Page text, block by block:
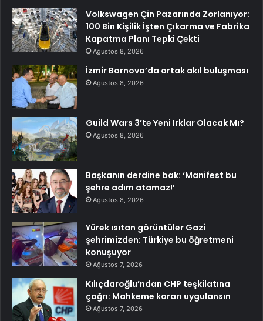
Volkswagen Çin Pazarında Zorlanıyor:
100 Bin Kişilik İşten Çıkarma ve Fabrika
Kapatma Planı Tepki Çekti
Ağustos 8, 2026
İzmir Bornova’da ortak akıl buluşması
Ağustos 8, 2026
Guild Wars 3’te Yeni Irklar Olacak Mı?
Ağustos 8, 2026
Başkanın derdine bak: ‘Manifest bu
şehre adım atamaz!’
Ağustos 8, 2026
Yürek ısıtan görüntüler Gazi
şehrimizden: Türkiye bu öğretmeni
konuşuyor
Ağustos 7, 2026
Kılıçdaroğlu’ndan CHP teşkilatına
çağrı: Mahkeme kararı uygulansın
Ağustos 7, 2026